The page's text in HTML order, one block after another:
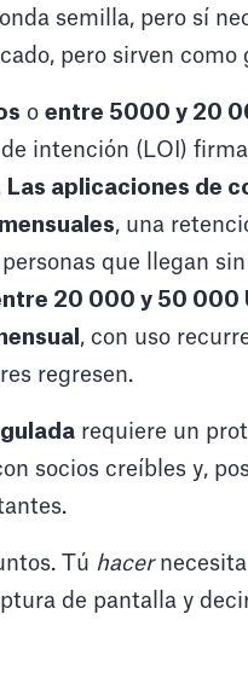
semilla, pero sí
pero sirven como
o entre 5000 y 20
intención (LOI)
Las aplicaciones de
, una
que llegan
20 000 y 50 000
, con uso
regresen.
requiere un
socios creíbles y,
Tú hacernecesita
de pantalla y